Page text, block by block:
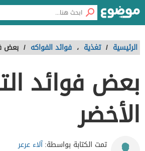
الرئيسية / تغذية ، فوائد الفواكه / بعض
بعض فوائد
الأخضر
تمت الكتابة بواسطة:آلاء عرعر